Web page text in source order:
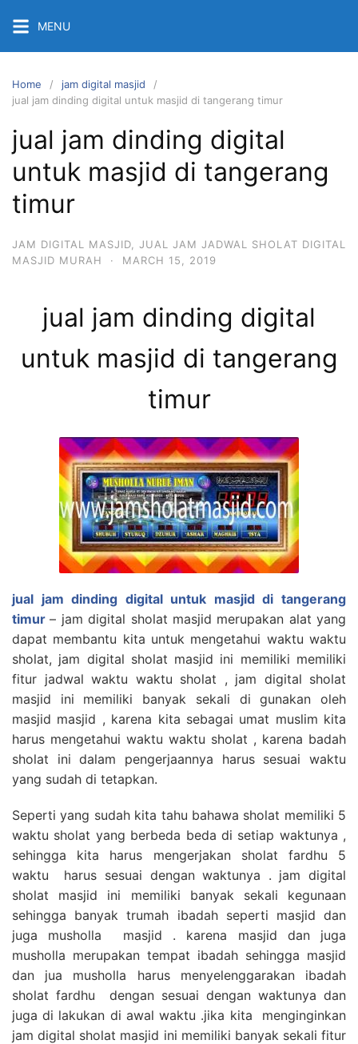
content
MENU
Home
jam digital masjid
jual jam dinding digital untuk masjid di tangerang timur
jual jam dinding digital
untuk masjid di tangerang
timur
JAM DIGITAL MASJID
JUAL JAM JADWAL SHOLAT DIGITAL
MASJID MURAH
· MARCH 15, 2019
jual jam dinding digital
untuk masjid di tangerang
timur
jual jam dinding digital untuk masjid di tangerang
timur – jam digital sholat masjid merupakan alat yang
dapat membantu kita untuk mengetahui waktu waktu
sholat, jam digital sholat masjid ini memiliki memiliki
fitur jadwal waktu waktu sholat , jam digital sholat
masjid ini memiliki banyak sekali di gunakan oleh
masjid masjid , karena kita sebagai umat muslim kita
harus mengetahui waktu waktu sholat , karena badah
sholat ini dalam pengerjaannya harus sesuai waktu
yang sudah di tetapkan.
Seperti yang sudah kita tahu bahawa sholat memiliki 5
waktu sholat yang berbeda beda di setiap waktunya ,
sehingga kita harus mengerjakan sholat fardhu 5
waktu harus sesuai dengan waktunya . jam digital
sholat masjid ini memiliki banyak sekali kegunaan
sehingga banyak trumah ibadah seperti masjid dan
juga musholla masjid . karena masjid dan juga
musholla merupakan tempat ibadah sehingga masjid
dan jua musholla harus menyelenggarakan ibadah
sholat fardhu dengan sesuai dengan waktunya dan
juga di lakukan di awal waktu .jika kita menginginkan
jam digital sholat masjid ini memiliki banyak sekali fitur